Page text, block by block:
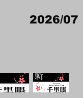
2026/07